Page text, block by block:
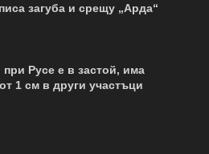
загуба и срещу „Арда“
при Русе е в застой, има
1 см в други участъци